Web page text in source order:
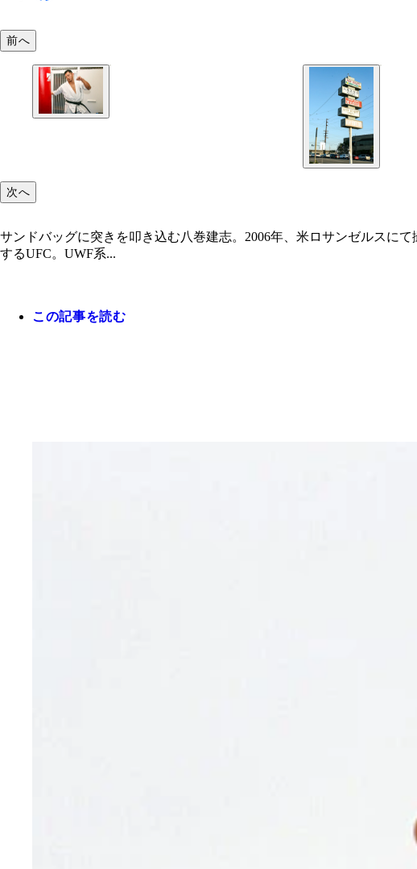
サンドバッグに突きを叩き込む八巻建志。2006年、米ロサ
前へ
次へ
サンドバッグに突きを叩き込む八巻建志。2006年、米ロサンゼルスに
するUFC。UWF系...
この記事を読む